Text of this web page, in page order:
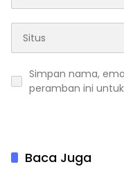
Simpan nama,
peramban ini
Baca Juga